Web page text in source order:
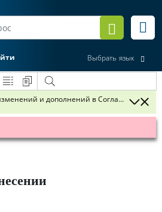
Выбрать язык
и дополнений в Соглашение о